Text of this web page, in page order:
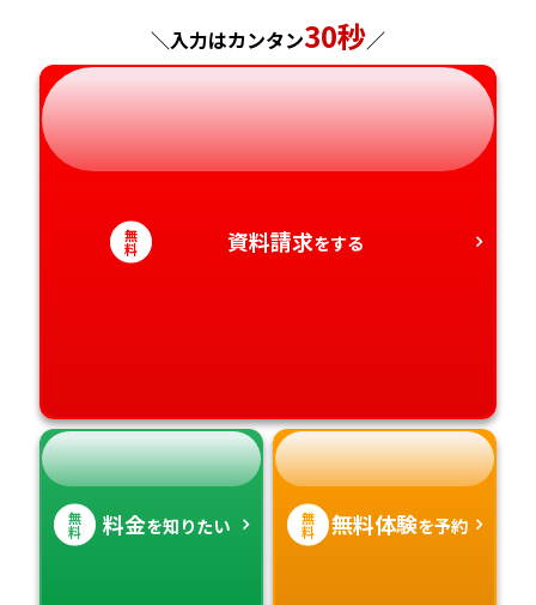
岐阜県
静岡県
奈良県
和歌山県
山口県
徳島県
熊本県
大分県
＼入力はカンタン30秒／
無
料 資料請求をする
無
料 料金を知りたい 無
料 無料体験を予約